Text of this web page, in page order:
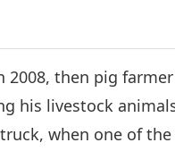
2008, then pig
his livestock
when one of